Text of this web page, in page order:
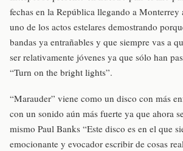
fechas en la República llegando a
uno de los actos estelares demostrando
bandas ya entrañables y que siempre vas a
ser relativamente jóvenes ya que sólo han
“Turn on the bright lights”.
“Marauder” viene como un disco con más
con un sonido aún más fuerte ya que ahora
mismo Paul Banks “Este disco es en el que
emocionante y evocador escribir de cosas